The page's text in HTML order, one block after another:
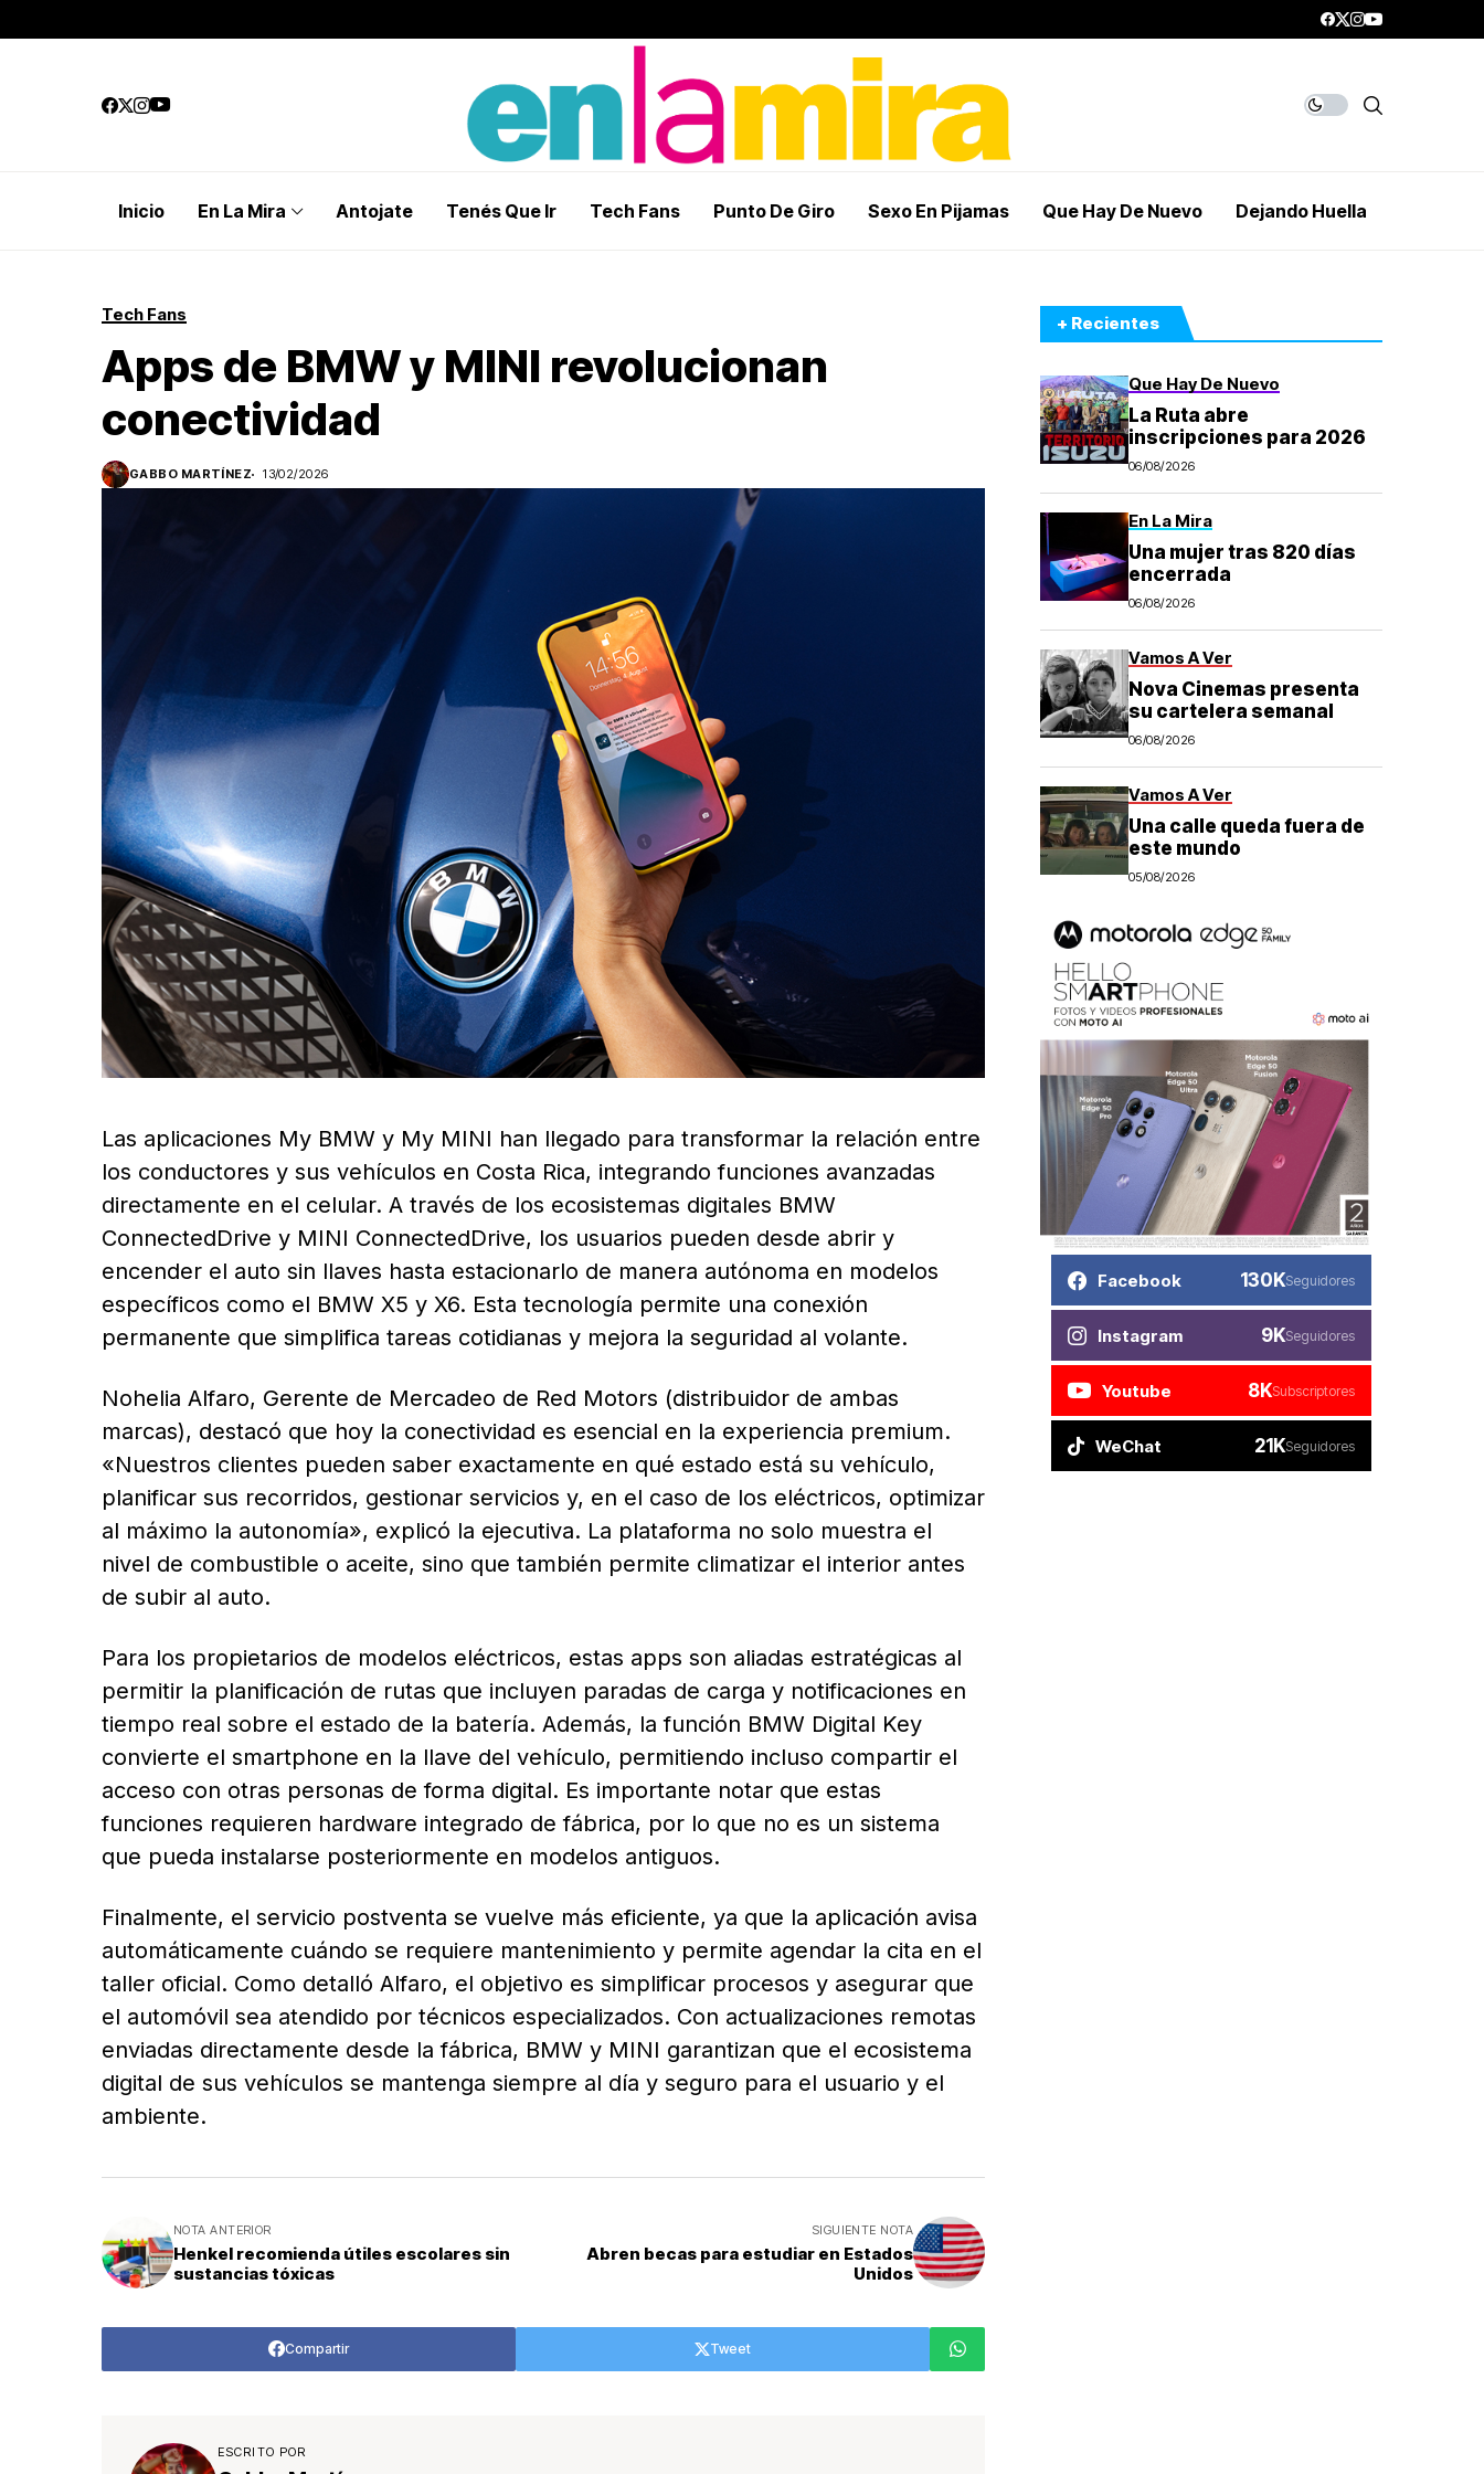
Inicio En La Mira Antojate Tenés Que Ir Tech Fans Punto De Giro Sexo En Pijamas Que Hay De Nuevo Dejando Huella
Tech Fans
Apps de BMW y MINI revolucionan
conectividad
GABBO MARTÍNEZ 13/02/2026
Las aplicaciones My BMW y My MINI han llegado para transformar la relación entre
los conductores y sus vehículos en Costa Rica, integrando funciones avanzadas
directamente en el celular. A través de los ecosistemas digitales BMW
ConnectedDrive y MINI ConnectedDrive, los usuarios pueden desde abrir y
encender el auto sin llaves hasta estacionarlo de manera autónoma en modelos
específicos como el BMW X5 y X6. Esta tecnología permite una conexión
permanente que simplifica tareas cotidianas y mejora la seguridad al volante.
Nohelia Alfaro, Gerente de Mercadeo de Red Motors (distribuidor de ambas
marcas), destacó que hoy la conectividad es esencial en la experiencia premium.
«Nuestros clientes pueden saber exactamente en qué estado está su vehículo,
planificar sus recorridos, gestionar servicios y, en el caso de los eléctricos, optimizar
al máximo la autonomía», explicó la ejecutiva. La plataforma no solo muestra el
nivel de combustible o aceite, sino que también permite climatizar el interior antes
de subir al auto.
Para los propietarios de modelos eléctricos, estas apps son aliadas estratégicas al
permitir la planificación de rutas que incluyen paradas de carga y notificaciones en
tiempo real sobre el estado de la batería. Además, la función BMW Digital Key
convierte el smartphone en la llave del vehículo, permitiendo incluso compartir el
acceso con otras personas de forma digital. Es importante notar que estas
funciones requieren hardware integrado de fábrica, por lo que no es un sistema
que pueda instalarse posteriormente en modelos antiguos.
Finalmente, el servicio postventa se vuelve más eficiente, ya que la aplicación avisa
automáticamente cuándo se requiere mantenimiento y permite agendar la cita en el
taller oficial. Como detalló Alfaro, el objetivo es simplificar procesos y asegurar que
el automóvil sea atendido por técnicos especializados. Con actualizaciones remotas
enviadas directamente desde la fábrica, BMW y MINI garantizan que el ecosistema
digital de sus vehículos se mantenga siempre al día y seguro para el usuario y el
ambiente.
NOTA ANTERIOR
Henkel recomienda útiles escolares sin
sustancias tóxicas
SIGUIENTE NOTA
Abren becas para estudiar en Estados
Unidos
Compartir Tweet
ESCRITO POR
+ Recientes
Que Hay De Nuevo
La Ruta abre
inscripciones para 2026
06/08/2026
En La Mira
Una mujer tras 820 días
encerrada
06/08/2026
Vamos A Ver
Nova Cinemas presenta
su cartelera semanal
06/08/2026
Vamos A Ver
Una calle queda fuera de
este mundo
05/08/2026
Facebook 130KSeguidores
Instagram 9KSeguidores
Youtube 8KSubscriptores
WeChat 21KSeguidores